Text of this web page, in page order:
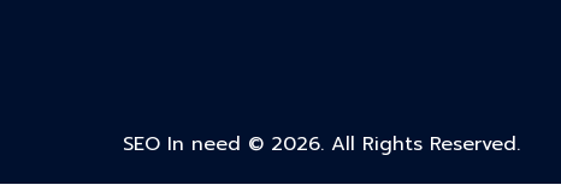
SEO In need © 2026. All Rights Reserved.